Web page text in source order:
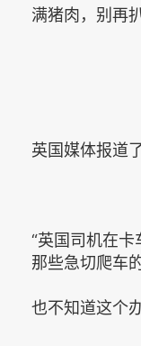
满猪肉，别再
英国媒体报道
“英国司机在
那些急切爬车
也不知道这个